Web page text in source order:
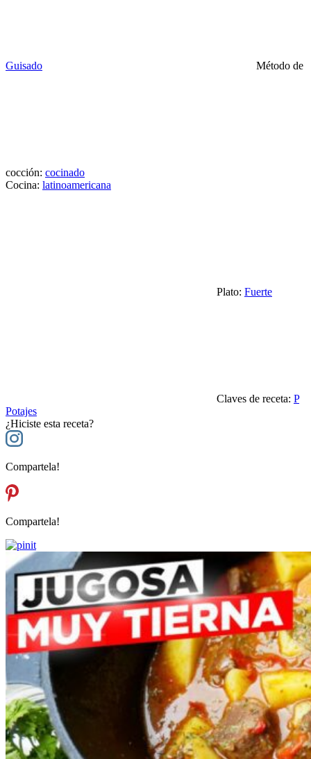
Guisado Método de
cocción: cocinado
Cocina: latinoamericana
Plato: Fuerte
Claves de receta: P
Potajes
¿Hiciste esta receta?
Compartela!
Compartela!